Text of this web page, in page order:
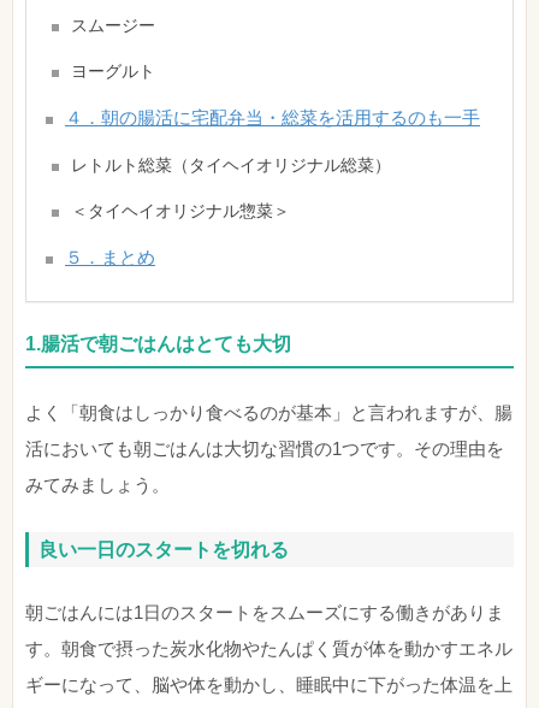
スムージー
ヨーグルト
４．朝の腸活に宅配弁当・総菜を活用するのも一手
レトルト総菜（タイヘイオリジナル総菜）
＜タイヘイオリジナル惣菜＞
５．まとめ
1.腸活で朝ごはんはとても大切
よく「朝食はしっかり食べるのが基本」と言われますが、腸
活においても朝ごはんは大切な習慣の1つです。その理由を
みてみましょう。
良い一日のスタートを切れる
朝ごはんには1日のスタートをスムーズにする働きがありま
す。朝食で摂った炭水化物やたんぱく質が体を動かすエネル
ギーになって、脳や体を動かし、睡眠中に下がった体温を上